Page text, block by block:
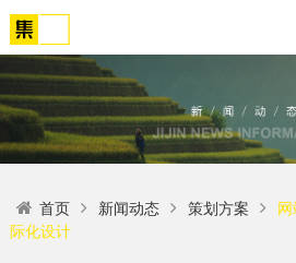
01
关
于
02
网
03
解
04
营
首页 新闻动态 策划方案
际化设计